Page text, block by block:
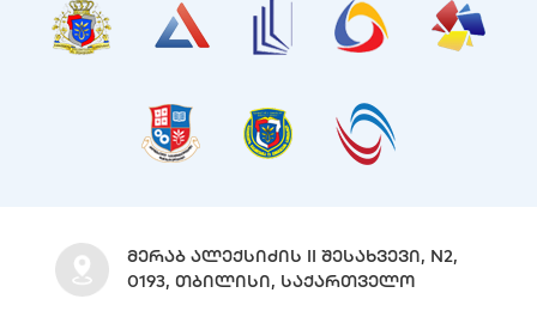
ᲛᲔᲠᲐᲑ ᲐᲚᲔᲥᲡᲘᲫᲘᲡ II ᲨᲔᲡᲐᲮᲕᲔᲕᲘ, N2,
0193, ᲗᲑᲘᲚᲘᲡᲘ, ᲡᲐᲥᲐᲠᲗᲕᲔᲚᲝ